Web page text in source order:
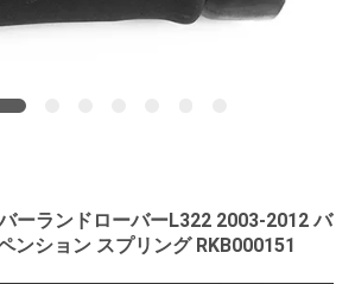
ーランドローバーL322 2003-2012 バ
ンション スプリング RKB000151